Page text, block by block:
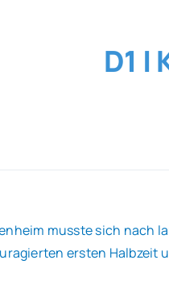
D1
musste sich nach
ersten Halbzeit